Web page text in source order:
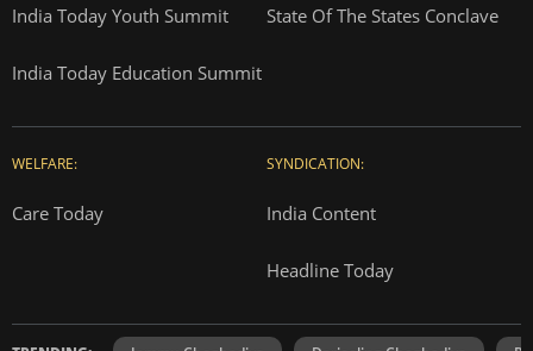
India Today Youth Summit State Of The States Conclave
India Today Education Summit
WELFARE:
Care Today
SYNDICATION:
India Content
Headline Today